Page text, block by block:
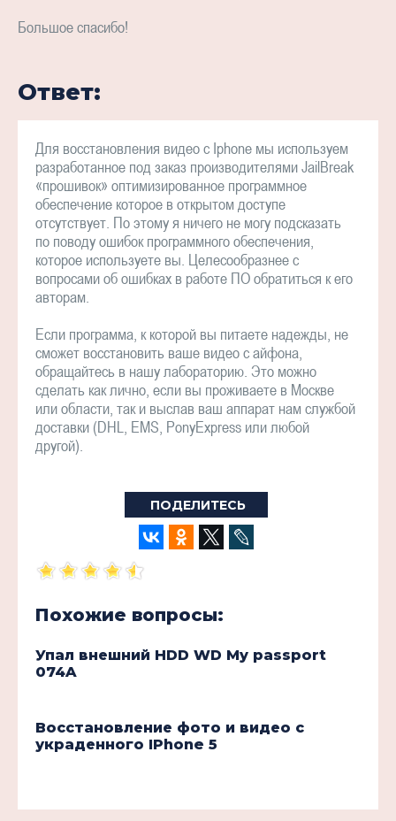
Большое спасибо!
Ответ:
Для восстановления видео с Iphone мы используем
разработанное под заказ производителями JailBreak
«прошивок» оптимизированное программное
обеспечение которое в открытом доступе
отсутствует. По этому я ничего не могу подсказать
по поводу ошибок программного обеспечения,
которое используете вы. Целесообразнее с
вопросами об ошибках в работе ПО обратиться к его
авторам.
Если программа, к которой вы питаете надежды, не
сможет восстановить ваше видео с айфона,
обращайтесь в нашу лабораторию. Это можно
сделать как лично, если вы проживаете в Москве
или области, так и выслав ваш аппарат нам службой
доставки (DHL, EMS, PonyExpress или любой
другой).
ПОДЕЛИТЕСЬ
Похожие вопросы:
Упал внешний HDD WD My passport
074A
Восстановление фото и видео с
украденного IPhone 5